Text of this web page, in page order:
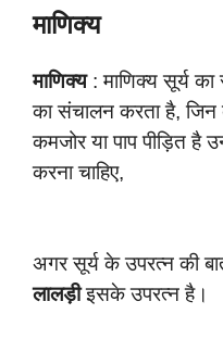
माणिक्य
माणिक्य: माणिक्य सूर्य का
का संचालन करता है, जिन
कमजोर या पाप पीड़ित है
करना चाहिए,
अगर सूर्य के उपरत्न की
लालड़ीइसके उपरत्न है।